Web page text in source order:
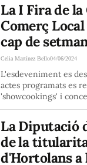
La I Fira de
Comerç Local
cap de
Celia Martínez Bello04/06/2024
L'esdeveniment es
actes programats es
'showcookings' i
La Diputació
de la
d'Hortolans